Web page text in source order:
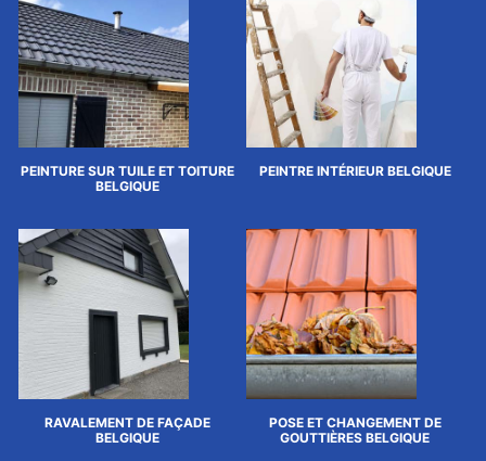
PEINTURE SUR TUILE ET TOITURE
BELGIQUE
PEINTRE INTÉRIEUR BELGIQUE
RAVALEMENT DE FAÇADE
BELGIQUE
POSE ET CHANGEMENT DE
GOUTTIÈRES BELGIQUE